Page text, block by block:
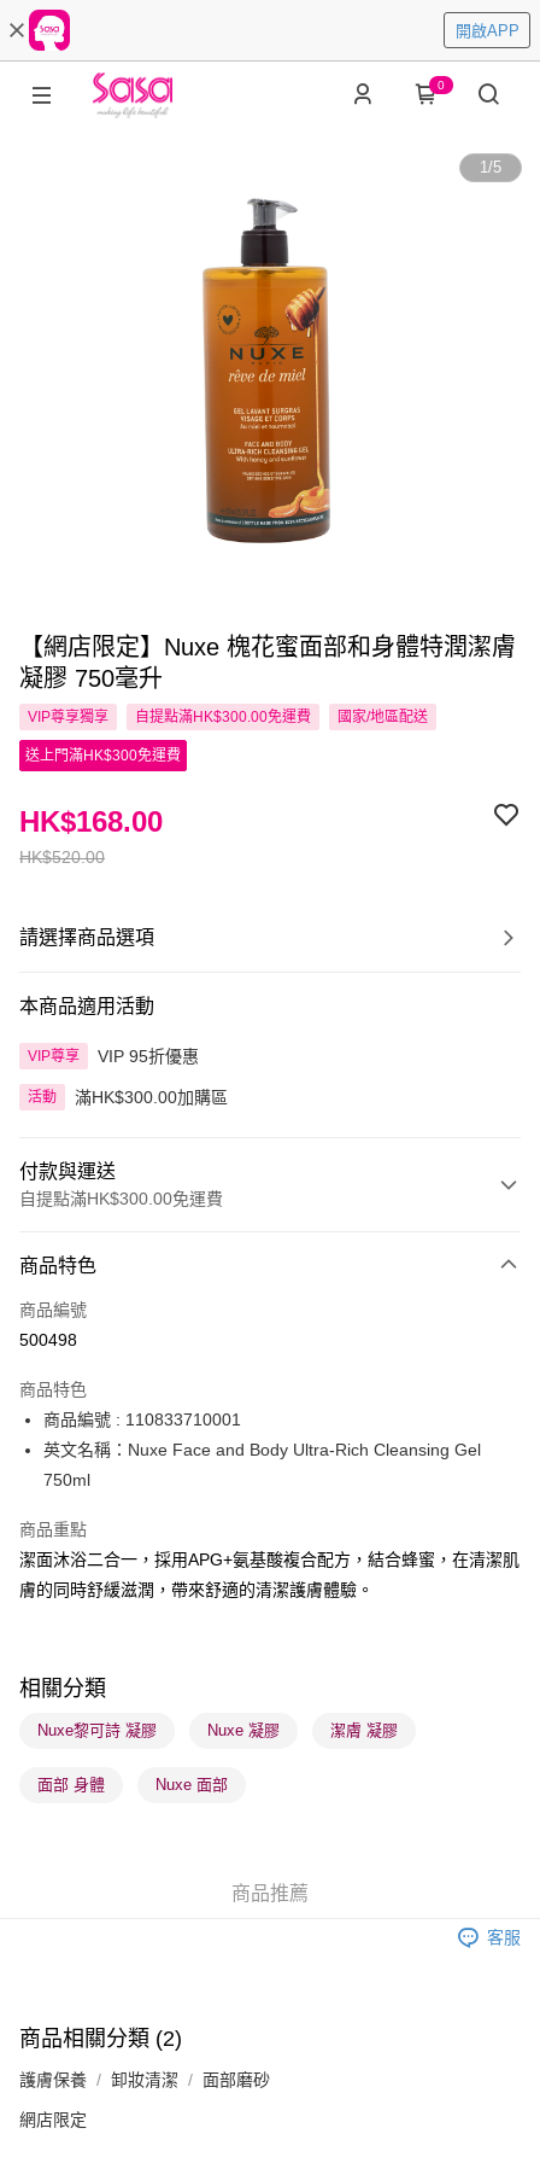
開啟APP
0
1/5
【網店限定】Nuxe 槐花蜜面部和身體特潤潔膚
凝膠 750毫升
VIP尊享獨享 自提點滿HK$300.00免運費 國家/地區配送
送上門滿HK$300免運費
HK$520.00
HK$168.00
請選擇商品選項
本商品適用活動
VIP尊享 VIP 95折優惠
活動 滿HK$300.00加購區
付款與運送
自提點滿HK$300.00免運費
信用卡
Apple Pay
PayMe
WeChat Pay
送貨方式
順豐自助櫃 - 確認發貨後1-3個工作天送達
順豐站及營業點 - 確認發貨後1-3個工作天送達
物流公司進行物流配送
取。逾期會取消訂單，並不會安排重寄
每筆HK$20.00，滿HK$100.00或以上免運費
澳門地區配送 - 確認發貨後1-4個工作天送達
商品特色
商品編號
500498
商品特色
商品編號 : 110833710001
英文名稱：Nuxe Face and Body Ultra-Rich Cleansing Gel
750ml
商品重點
潔面沐浴二合一，採用APG+氨基酸複合配方，結合蜂蜜，在清潔肌
膚的同時舒緩滋潤，帶來舒適的清潔護膚體驗。
相關分類
Nuxe黎可詩 凝膠 Nuxe 凝膠 潔膚 凝膠
面部 身體 Nuxe 面部
商品推薦
客服
商品相關分類 (2)
護膚保養 卸妝清潔 面部磨砂
網店限定